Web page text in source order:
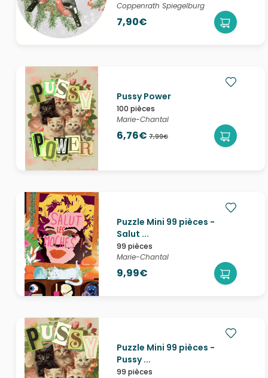
Coppenrath Spiegelburg
7,90€
Pussy Power
100 pièces
Marie-Chantal
6,76€ 7,99€
Puzzle Mini 99 pièces -
Salut ...
99 pièces
Marie-Chantal
9,99€
Puzzle Mini 99 pièces -
Pussy ...
99 pièces